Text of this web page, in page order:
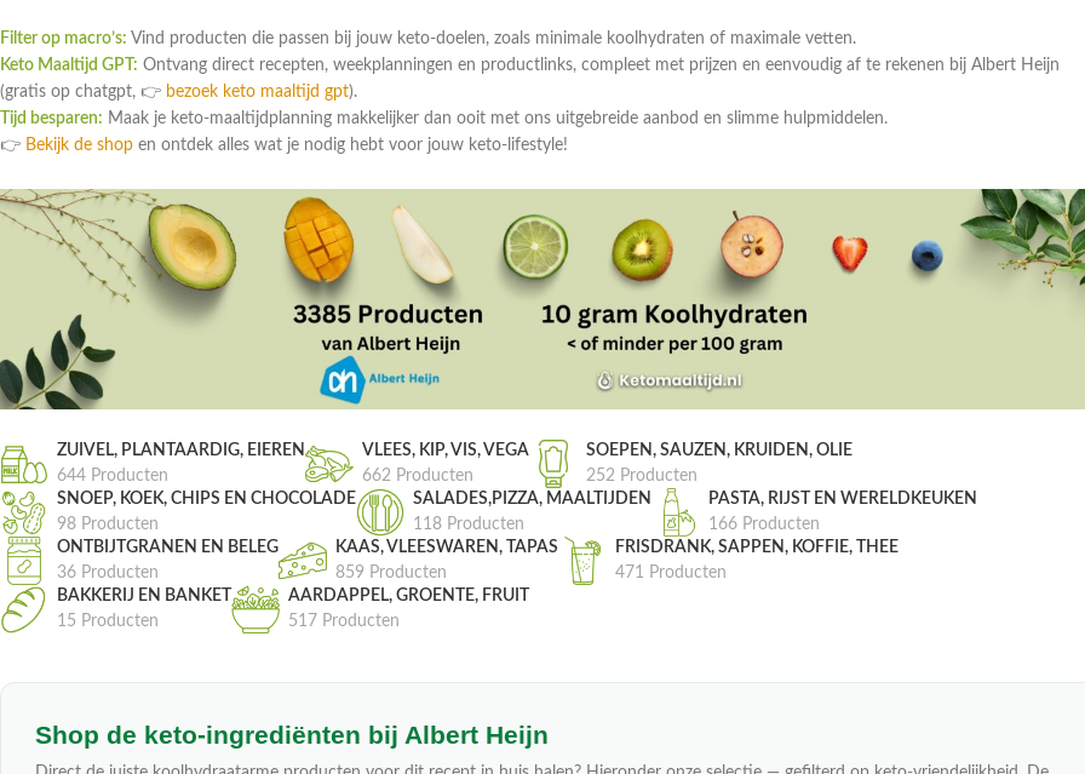
Filter op macro’s: Vind producten die passen bij jouw keto-doelen, zoals minimale koolhydraten of maximale vetten.
Keto Maaltijd GPT: Ontvang direct recepten, weekplanningen en productlinks, compleet met prijzen en eenvoudig af te rekenen bij Albert Heijn
(gratis op chatgpt, 👉 bezoek keto maaltijd gpt).
Tijd besparen: Maak je keto-maaltijdplanning makkelijker dan ooit met ons uitgebreide aanbod en slimme hulpmiddelen.
👉 Bekijk de shop en ontdek alles wat je nodig hebt voor jouw keto-lifestyle!
ZUIVEL, PLANTAARDIG, EIEREN
644 Producten
VLEES, KIP, VIS, VEGA
662 Producten
SOEPEN, SAUZEN, KRUIDEN, OLIE
252 Producten
SNOEP, KOEK, CHIPS EN CHOCOLADE
98 Producten
SALADES,PIZZA, MAALTIJDEN
118 Producten
PASTA, RIJST EN WERELDKEUKEN
166 Producten
ONTBIJTGRANEN EN BELEG
36 Producten
KAAS, VLEESWAREN, TAPAS
859 Producten
FRISDRANK, SAPPEN, KOFFIE, THEE
471 Producten
BAKKERIJ EN BANKET
15 Producten
AARDAPPEL, GROENTE, FRUIT
517 Producten
Shop de keto-ingrediënten bij Albert Heijn